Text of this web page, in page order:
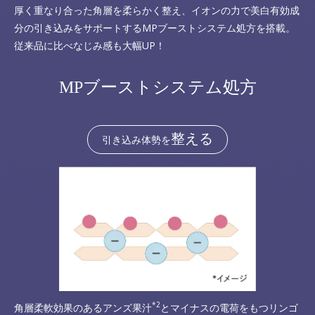
厚く重なり合った角層を柔らかく整え、イオンの力で美白有効成
分の引き込みをサポートするMPブーストシステム処方を搭載。
従来品に比べなじみ感も大幅UP！
MPブーストシステム処方
引き込み体勢を整える
角層柔軟効果のあるアンズ果汁*2 とマイナスの電荷をもつリンゴ